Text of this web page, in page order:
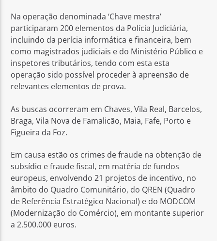
Na operação denominada ‘Chave mestra’
participaram 200 elementos da Polícia Judiciária,
incluindo da perícia informática e financeira, bem
como magistrados judiciais e do Ministério Público e
inspetores tributários, tendo com esta esta
operação sido possível proceder à apreensão de
relevantes elementos de prova.
As buscas ocorreram em Chaves, Vila Real, Barcelos,
Braga, Vila Nova de Famalicão, Maia, Fafe, Porto e
Figueira da Foz.
Em causa estão os crimes de fraude na obtenção de
subsídio e fraude fiscal, em matéria de fundos
europeus, envolvendo 21 projetos de incentivo, no
âmbito do Quadro Comunitário, do QREN (Quadro
de Referência Estratégico Nacional) e do MODCOM
(Modernização do Comércio), em montante superior
a 2.500.000 euros.